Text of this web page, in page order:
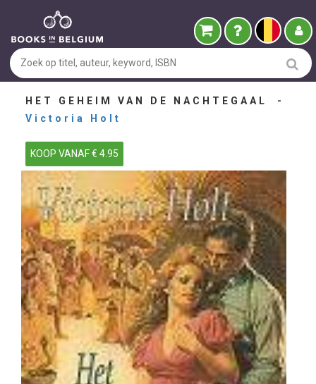
HET GEHEIM VAN DE NACHTEGAAL -
Victoria Holt
KOOP VANAF € 4.95